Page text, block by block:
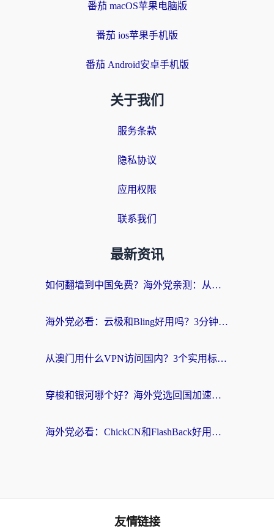
番茄 macOS苹果电脑版
番茄 ios苹果手机版
番茄 Android安卓手机版
关于我们
服务条款
隐私协议
应用权限
联系我们
最新资讯
如何翻墙到中国免费？海外党亲测：从踩坑到选对加速器的全攻略
海外党必看：云极和Bling好用吗？3分钟教你选对回国加速器
从澳门用什么VPN访问国内？3个实用标准帮你避开坑，无缝刷剧听歌
穿梭和银河哪个好？海外党选回国加速器的避坑指南，附番茄加速器实测体验
海外党必看：ChickCN和FlashBack好用吗？3招教你选对回国加速器（附云极、HomeCN、斧牛vs艾果对比）
友情链接